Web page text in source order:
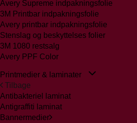
Avery Supreme indpakningsfolie
3M Printbar indpakningsfolie
Avery printbar indpakningsfolie
Stenslag og beskyttelses folier
3M 1080 restsalg
Avery PPF Color
Printmedier & laminater
Tilbage
Antibakteriel laminat
Antigraffiti laminat
Bannermedier